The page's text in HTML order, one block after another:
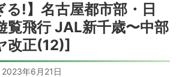
る!】名古屋都市部・日
覧飛行 JAL新千歳〜中部
改正(12)]
2023年6月21日